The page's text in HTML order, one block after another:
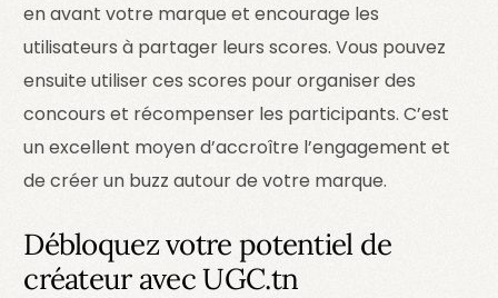
en avant votre marque et encourage les
utilisateurs à partager leurs scores. Vous pouvez
ensuite utiliser ces scores pour organiser des
concours et récompenser les participants. C’est
un excellent moyen d’accroître l’engagement et
de créer un buzz autour de votre marque.
Débloquez votre potentiel de
créateur avec UGC.tn